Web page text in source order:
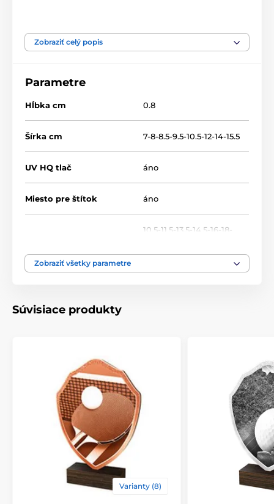
Golf Dřevěné plakety TFRW 0-307
Zobraziť celý popis
Parametre
Hĺbka cm 0.8
Šírka cm 7-8-8.5-9.5-10.5-12-14-15.5
UV HQ tlač áno
Miesto pre štítok áno
10.5-11.5-13.5-14.5-16-18-
Motív Golf
Typ ocenenia
Spôsob personalizácie
Zobraziť všetky parametre
Súvisiace produkty
Varianty (8)